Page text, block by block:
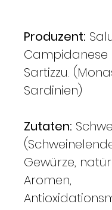
Produzent:
Campidanese
Sartizzu.
Sardinien)
Zutaten:
Gewürze,
Aromen,